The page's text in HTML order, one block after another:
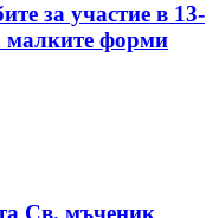
за участие в 13-
малките форми
Св. мъченик